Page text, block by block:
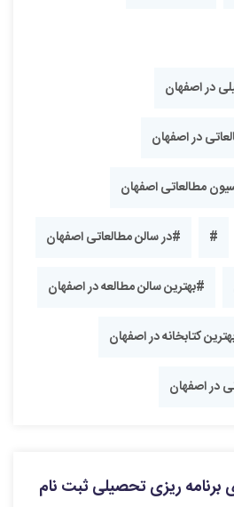
در اصفهان
در اصفهان
مطالعاتی اصفهان
# #در سالن مطالعاتی اصفهان
#بهترین سالن مطالعه در اصفهان
کتابخانه در اصفهان
در اصفهان
برنامه ریزی تحصیلی ثبت نام